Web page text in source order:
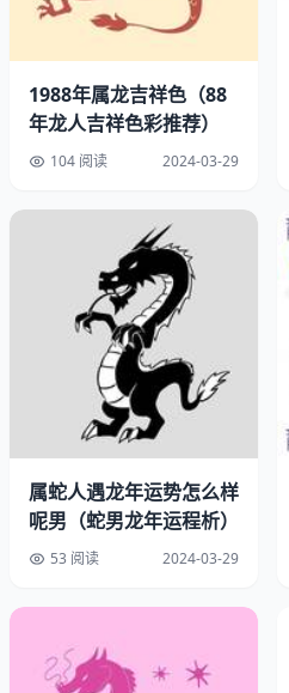
红纹石,玛瑙是一种非常漂亮的
是一个趋吉避凶的吉祥物配饰。
象征着快乐、长寿以及好运气
望通过佩戴珠宝来让自己转运
是一种非常珍贵又稀有的矿物
的。
白玉髓,质地细腻温润,具有平衡
1988年属龙吉祥色（88
年龙人吉祥色彩推荐）
104 阅读 2024-03-29
属蛇人遇龙年运势怎么样
呢男（蛇男龙年运程析）
53 阅读 2024-03-29